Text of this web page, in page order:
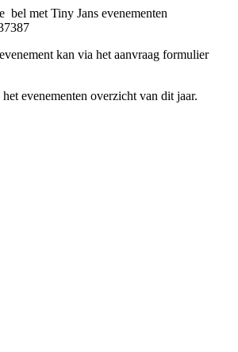
bel met Tiny Jans evenementen
kan via het aanvraag formulier
evenementen overzicht van dit jaar.